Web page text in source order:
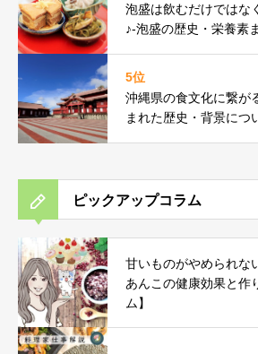
泡盛は飲むだけではな
♪-泡盛の歴史・栄養素
5位
沖縄県の食文化に繋が
まれた歴史・背景につ
ピックアップコラム
甘いものがやめられな
あんこの健康効果と作
ム】